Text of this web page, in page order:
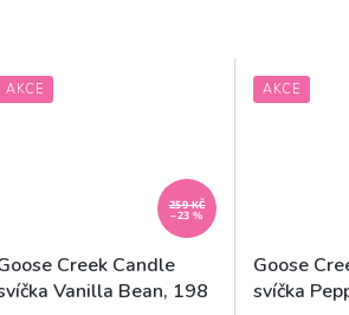
AKCE
259 KČ
–23 %
Creek Candle
Vanilla Bean, 198
AKCE
Goose
svíčka